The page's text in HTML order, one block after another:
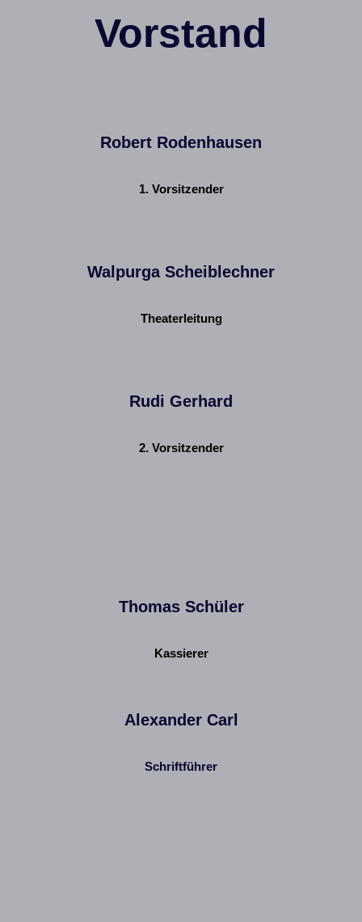
Vorstand
Robert Rodenhausen
1. Vorsitzender
Walpurga Scheiblechner
Theaterleitung
Rudi Gerhard
2. Vorsitzender
Thomas Schüler
Kassierer
Alexander Carl
Schriftführer